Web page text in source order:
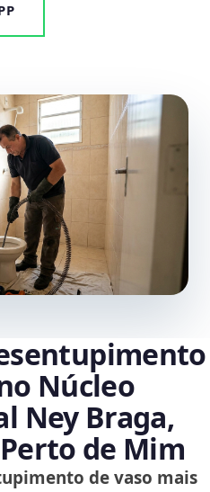
Núcleo
Ney Braga,
de Mim
de vaso mais